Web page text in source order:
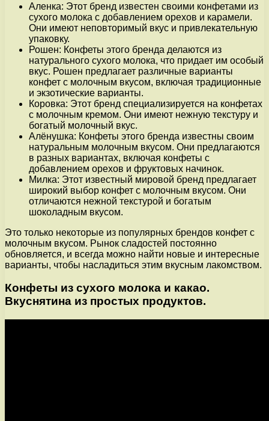
Аленка: Этот бренд известен своими конфетами из
сухого молока с добавлением орехов и карамели.
Они имеют неповторимый вкус и привлекательную
упаковку.
Рошен: Конфеты этого бренда делаются из
натурального сухого молока, что придает им особый
вкус. Рошен предлагает различные варианты
конфет с молочным вкусом, включая традиционные
и экзотические варианты.
Коровка: Этот бренд специализируется на конфетах
с молочным кремом. Они имеют нежную текстуру и
богатый молочный вкус.
Алёнушка: Конфеты этого бренда известны своим
натуральным молочным вкусом. Они предлагаются
в разных вариантах, включая конфеты с
добавлением орехов и фруктовых начинок.
Милка: Этот известный мировой бренд предлагает
широкий выбор конфет с молочным вкусом. Они
отличаются нежной текстурой и богатым
шоколадным вкусом.
Это только некоторые из популярных брендов конфет с
молочным вкусом. Рынок сладостей постоянно
обновляется, и всегда можно найти новые и интересные
варианты, чтобы насладиться этим вкусным лакомством.
Конфеты из сухого молока и какао.
Вкуснятина из простых продуктов.